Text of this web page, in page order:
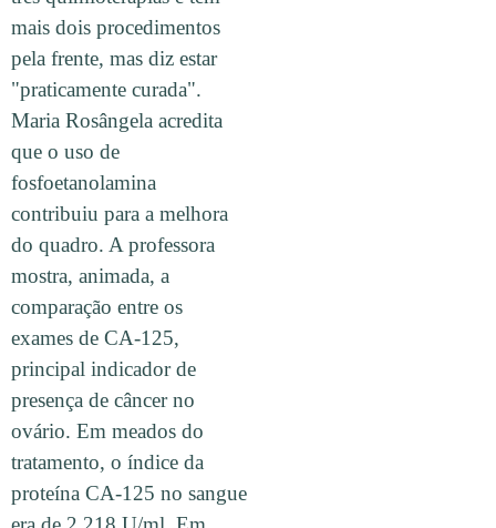
mais dois procedimentos
pela frente, mas diz estar
"praticamente curada".
Maria Rosângela acredita
que o uso de
fosfoetanolamina
contribuiu para a melhora
do quadro. A professora
mostra, animada, a
comparação entre os
exames de CA-125,
principal indicador de
presença de câncer no
ovário. Em meados do
tratamento, o índice da
proteína CA-125 no sangue